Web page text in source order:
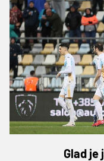
Glad je